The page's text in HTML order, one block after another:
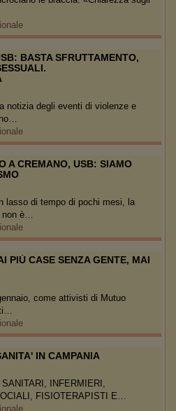
BASTA SFRUTTAMENTO,
notizia degli eventi di violenze e
A CREMANO, USB: SIAMO
lasso di tempo di pochi mesi, la
non è…
PIÙ CASE SENZA GENTE, MAI
come attivisti di Mutuo
IN CAMPANIA
INFERMIERI,
FISIOTERAPISTI E…